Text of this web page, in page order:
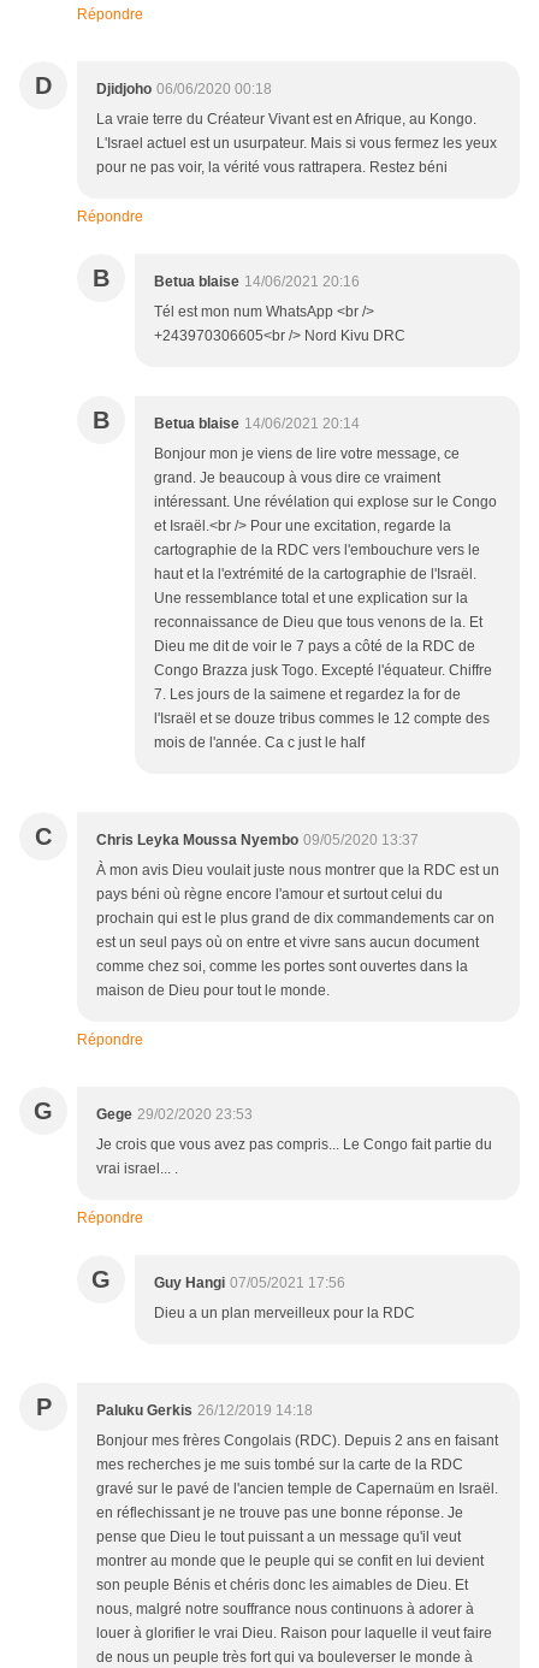
Répondre
D Djidjoho 06/06/2020 00:18
La vraie terre du Créateur Vivant est en Afrique, au Kongo.
L'Israel actuel est un usurpateur. Mais si vous fermez les yeux
pour ne pas voir, la vérité vous rattrapera. Restez béni
Répondre
B Betua blaise 14/06/2021 20:16
Tél est mon num WhatsApp <br />
+243970306605<br /> Nord Kivu DRC
B Betua blaise 14/06/2021 20:14
Bonjour mon je viens de lire votre message, ce
grand. Je beaucoup à vous dire ce vraiment
intéressant. Une révélation qui explose sur le Congo
et Israël.<br /> Pour une excitation, regarde la
cartographie de la RDC vers l'embouchure vers le
haut et la l'extrémité de la cartographie de l'Israël.
Une ressemblance total et une explication sur la
reconnaissance de Dieu que tous venons de la. Et
Dieu me dit de voir le 7 pays a côté de la RDC de
Congo Brazza jusk Togo. Excepté l'équateur. Chiffre
7. Les jours de la saimene et regardez la for de
l'Israël et se douze tribus commes le 12 compte des
mois de l'année. Ca c just le half
C Chris Leyka Moussa Nyembo 09/05/2020 13:37
À mon avis Dieu voulait juste nous montrer que la RDC est un
pays béni où règne encore l'amour et surtout celui du
prochain qui est le plus grand de dix commandements car on
est un seul pays où on entre et vivre sans aucun document
comme chez soi, comme les portes sont ouvertes dans la
maison de Dieu pour tout le monde.
Répondre
G Gege 29/02/2020 23:53
Je crois que vous avez pas compris... Le Congo fait partie du
vrai israel... .
Répondre
G Guy Hangi 07/05/2021 17:56
Dieu a un plan merveilleux pour la RDC
P Paluku Gerkis 26/12/2019 14:18
Bonjour mes frères Congolais (RDC). Depuis 2 ans en faisant
mes recherches je me suis tombé sur la carte de la RDC
gravé sur le pavé de l'ancien temple de Capernaüm en Israël.
en réflechissant je ne trouve pas une bonne réponse. Je
pense que Dieu le tout puissant a un message qu'il veut
montrer au monde que le peuple qui se confit en lui devient
son peuple Bénis et chéris donc les aimables de Dieu. Et
nous, malgré notre souffrance nous continuons à adorer à
louer à glorifier le vrai Dieu. Raison pour laquelle il veut faire
de nous un peuple très fort qui va bouleverser le monde à